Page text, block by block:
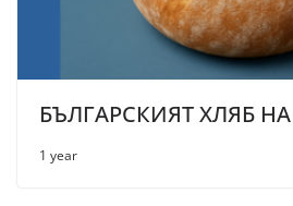
БЪЛГАРСКИЯТ ХЛЯБ
1 year